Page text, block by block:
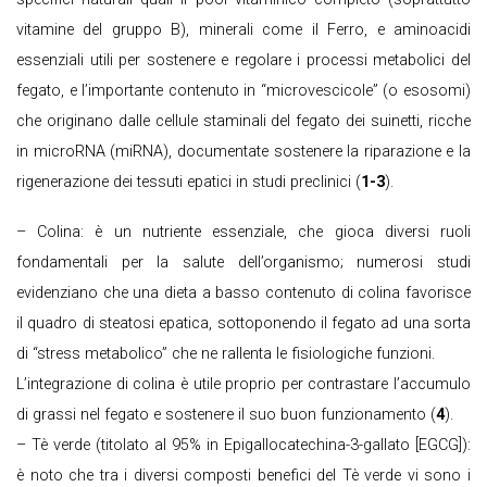
vitamine del gruppo B), minerali come il Ferro, e aminoacidi
essenziali utili per sostenere e regolare i processi metabolici del
fegato, e l’importante contenuto in “microvescicole” (o esosomi)
che originano dalle cellule staminali del fegato dei suinetti, ricche
in microRNA (miRNA), documentate sostenere la riparazione e la
rigenerazione dei tessuti epatici in studi preclinici (1-3).
– Colina: è un nutriente essenziale, che gioca diversi ruoli
fondamentali per la salute dell’organismo; numerosi studi
evidenziano che una dieta a basso contenuto di colina favorisce
il quadro di steatosi epatica, sottoponendo il fegato ad una sorta
di “stress metabolico” che ne rallenta le fisiologiche funzioni.
L’integrazione di colina è utile proprio per contrastare l’accumulo
di grassi nel fegato e sostenere il suo buon funzionamento (4).
– Tè verde (titolato al 95% in Epigallocatechina-3-gallato [EGCG]):
è noto che tra i diversi composti benefici del Tè verde vi sono i